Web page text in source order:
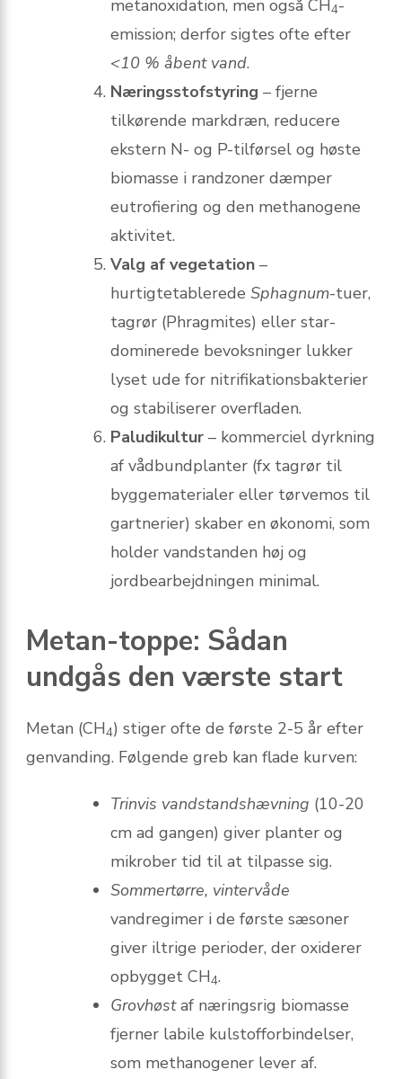
metanoxidation, men også CH4-
emission; derfor sigtes ofte efter
<10 % åbent vand.
Næringsstofstyring – fjerne
tilkørende markdræn, reducere
ekstern N- og P-tilførsel og høste
biomasse i randzoner dæmper
eutrofiering og den methanogene
aktivitet.
Valg af vegetation –
hurtigtetablerede Sphagnum-tuer,
tagrør (Phragmites) eller star-
dominerede bevoksninger lukker
lyset ude for nitrifikationsbakterier
og stabiliserer overfladen.
Paludikultur – kommerciel dyrkning
af vådbundplanter (fx tagrør til
byggematerialer eller tørvemos til
gartnerier) skaber en økonomi, som
holder vandstanden høj og
jordbearbejdningen minimal.
Metan-toppe: Sådan
undgås den værste start
Metan (CH4) stiger ofte de første 2-5 år efter
genvanding. Følgende greb kan flade kurven:
Trinvis vandstandshævning (10-20
cm ad gangen) giver planter og
mikrober tid til at tilpasse sig.
Sommertørre, vintervåde
vandregimer i de første sæsoner
giver iltrige perioder, der oxiderer
opbygget CH4.
Grovhøstaf næringsrig biomasse
fjerner labile kulstofforbindelser,
som methanogener lever af.